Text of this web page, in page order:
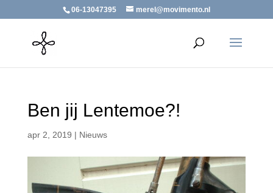
06-13047395 merel@movimento.nl
Ben jij Lentemoe?!
apr 2, 2019 | Nieuws